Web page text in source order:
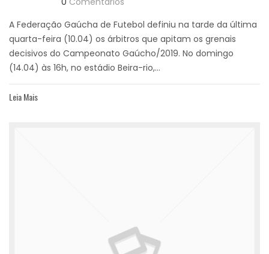
A Federação Gaúcha de Futebol definiu na tarde da última
quarta-feira (10.04) os árbitros que apitam os grenais
decisivos do Campeonato Gaúcho/2019. No domingo
(14.04) às 16h, no estádio Beira-rio,...
Leia Mais